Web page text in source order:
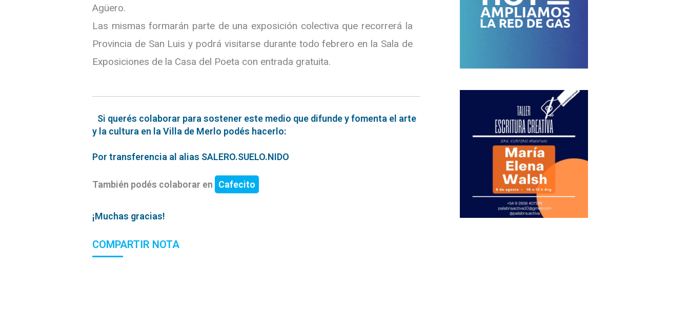
Agüero.
Las mismas formarán parte de una exposición colectiva que recorrerá la
Provincia de San Luis y podrá visitarse durante todo febrero en la Sala de
Exposiciones de la Casa del Poeta con entrada gratuita.
Si querés colaborar para sostener este medio que difunde y fomenta el arte
y la cultura en la Villa de Merlo podés hacerlo:
Por transferencia al alias SALERO.SUELO.NIDO
También podés colaborar en Cafecito
¡Muchas gracias!
COMPARTIR NOTA